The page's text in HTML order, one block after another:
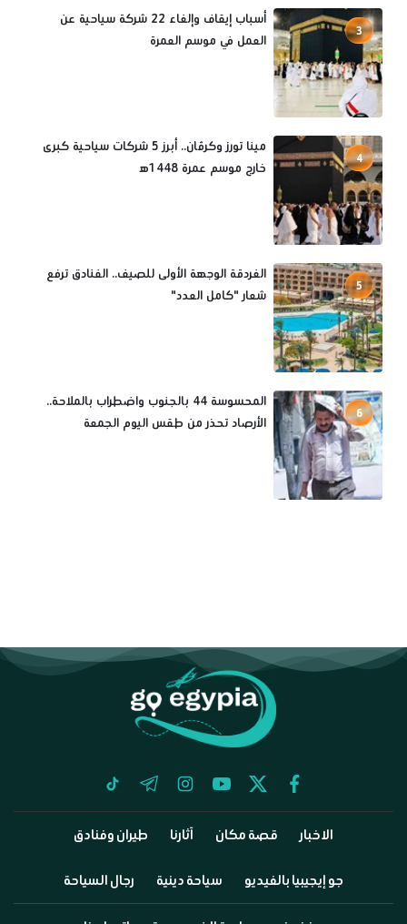
3
أسباب إيقاف وإلغاء 22 شركة سياحية عن
العمل في موسم العمرة
4
مينا تورز وكرڤان.. أبرز 5 شركات سياحية كبرى
خارج موسم عمرة 1448ه‍
5
الغردقة الوجهة الأولى للصيف.. الفنادق ترفع
شعار "كامل العدد"
6
المحسوسة 44 بالجنوب واضطراب بالملاحة..
الأرصاد تحذر من طقس اليوم الجمعة
facebook
twitter
youtube
instagram
telegram
tiktok
الاخبار قصة مكان آثارنا طيران وفنادق
جو إيجيبيا بالفيديو سياحة دينية رجال السياحة